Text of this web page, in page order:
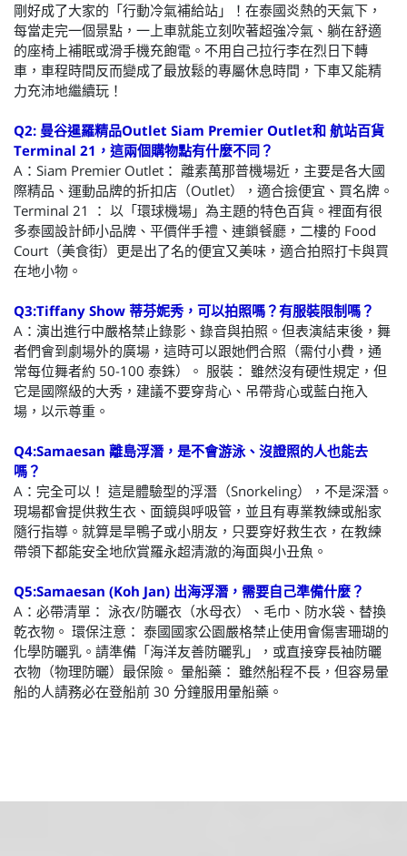
剛好成了大家的「行動冷氣補給站」！在泰國炎熱的天氣下，
每當走完一個景點，一上車就能立刻吹著超強冷氣、躺在舒適
的座椅上補眠或滑手機充飽電。不用自己拉行李在烈日下轉
車，車程時間反而變成了最放鬆的專屬休息時間，下車又能精
力充沛地繼續玩！
Q2: 曼谷暹羅精品Outlet Siam Premier Outlet和 航站百貨
Terminal 21，這兩個購物點有什麼不同？
A：Siam Premier Outlet： 離素萬那普機場近，主要是各大國
際精品、運動品牌的折扣店（Outlet），適合撿便宜、買名牌。
Terminal 21 ： 以「環球機場」為主題的特色百貨。裡面有很
多泰國設計師小品牌、平價伴手禮、連鎖餐廳，二樓的 Food
Court（美食街）更是出了名的便宜又美味，適合拍照打卡與買
在地小物。
Q3:Tiffany Show 蒂芬妮秀，可以拍照嗎？有服裝限制嗎？
A：演出進行中嚴格禁止錄影、錄音與拍照。但表演結束後，舞
者們會到劇場外的廣場，這時可以跟她們合照（需付小費，通
常每位舞者約 50-100 泰銖）。 服裝： 雖然沒有硬性規定，但
它是國際級的大秀，建議不要穿背心、吊帶背心或藍白拖入
場，以示尊重。
Q4:Samaesan 離島浮潛，是不會游泳、沒證照的人也能去
嗎？
A：完全可以！ 這是體驗型的浮潛（Snorkeling），不是深潛。
現場都會提供救生衣、面鏡與呼吸管，並且有專業教練或船家
隨行指導。就算是旱鴨子或小朋友，只要穿好救生衣，在教練
帶領下都能安全地欣賞羅永超清澈的海面與小丑魚。
Q5:Samaesan (Koh Jan) 出海浮潛，需要自己準備什麼？
A：必帶清單： 泳衣/防曬衣（水母衣）、毛巾、防水袋、替換
乾衣物。 環保注意： 泰國國家公園嚴格禁止使用會傷害珊瑚的
化學防曬乳。請準備「海洋友善防曬乳」，或直接穿長袖防曬
衣物（物理防曬）最保險。 暈船藥： 雖然船程不長，但容易暈
船的人請務必在登船前 30 分鐘服用暈船藥。